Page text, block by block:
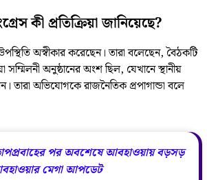
কী প্রতিক্রিয়া জানিয়েছে?
অস্বীকার করেছেন। তারা বলেছেন, বৈঠকটি
অনুষ্ঠানের অংশ ছিল, যেখানে স্থানীয়
তারা অভিযোগকে রাজনৈতিক প্রপাগান্ডা বলে
পর অবশেষে আবহাওয়ায় বড়সড়
মেগা আপডেট